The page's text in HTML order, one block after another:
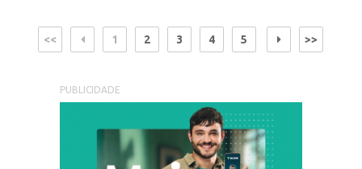
<< 1 2 3 4 5 >>
PUBLICIDADE